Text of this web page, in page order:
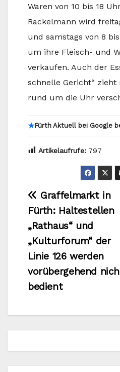
Waren von 10 bis 18
Rackelmann wird
und samstags von 8
um ihre Fleisch- und
verkaufen. Auch der
schnelle Gericht“
rund um die Uhr
★Fürth Aktuell bei Google
Artikelaufrufe: 797
Graffelmarkt in
Fürth: Haltestellen
„Rathaus“ und
„Kulturforum“ der
Linie 126 werden
vorübergehend
bedient